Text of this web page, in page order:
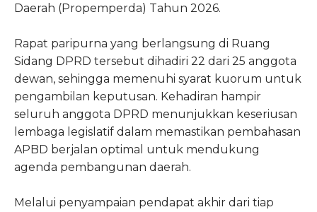
Daerah (Propemperda) Tahun 2026.
Rapat paripurna yang berlangsung di Ruang
Sidang DPRD tersebut dihadiri 22 dari 25 anggota
dewan, sehingga memenuhi syarat kuorum untuk
pengambilan keputusan. Kehadiran hampir
seluruh anggota DPRD menunjukkan keseriusan
lembaga legislatif dalam memastikan pembahasan
APBD berjalan optimal untuk mendukung
agenda pembangunan daerah.
Melalui penyampaian pendapat akhir dari tiap